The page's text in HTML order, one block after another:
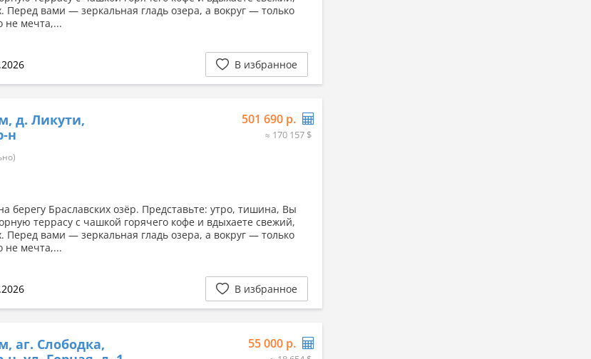
Перед вами — зеркальная гладь озера, а вокруг — только
не мечта,...
В избранное
д. Ликути,
н
501 690 р.
≈ 170 157 $
берегу Браславских озёр. Представьте: утро, тишина, Вы
террасу с чашкой горячего кофе и вдыхаете свежий,
Перед вами — зеркальная гладь озера, а вокруг — только
не мечта,...
В избранное
аг. Слободка,
55 000 р.